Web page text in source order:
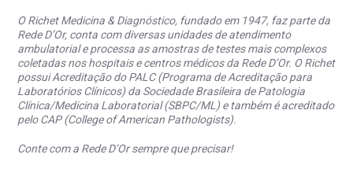
O Richet Medicina & Diagnóstico, fundado em 1947, faz parte da
Rede D’Or, conta com diversas unidades de atendimento
ambulatorial e processa as amostras de testes mais complexos
coletadas nos hospitais e centros médicos da Rede D’Or. O Richet
possui Acreditação do PALC (Programa de Acreditação para
Laboratórios Clínicos) da Sociedade Brasileira de Patologia
Clínica/Medicina Laboratorial (SBPC/ML) e também é acreditado
pelo CAP (College of American Pathologists).
Conte com a Rede D’Or sempre que precisar!